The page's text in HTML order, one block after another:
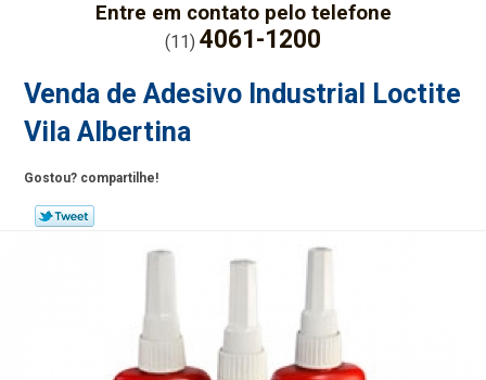
Entre em contato pelo telefone
(11) 4061-1200
Venda de Adesivo Industrial Loctite
Vila Albertina
Gostou? compartilhe!